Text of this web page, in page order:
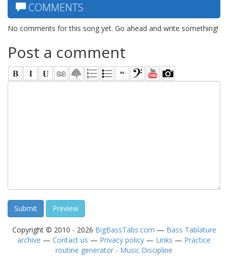
COMMENTS
No comments for this song yet. Go ahead and write something!
Post a comment
Copyright © 2010 - 2026 BigBassTabs.com — Bass Tablature
archive — Contact us — Privacy policy — Links — Practice
routine generator - Music Discipline